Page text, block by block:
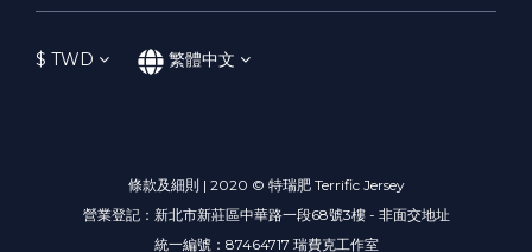
$ TWD 繁體中文
條款及細則 | 2020 © 特瑞肥 Terrific Jersey
營業登記：新北市新莊區中華路一段68號3樓 - 非面交地址
統一編號：87464717 瑞費克工作室